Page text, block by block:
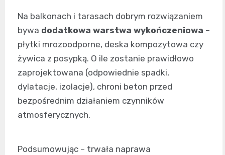
Na balkonach i tarasach dobrym rozwiązaniem
bywa dodatkowa warstwa wykończeniowa –
płytki mrozoodporne, deska kompozytowa czy
żywica z posypką. O ile zostanie prawidłowo
zaprojektowana (odpowiednie spadki,
dylatacje, izolacje), chroni beton przed
bezpośrednim działaniem czynników
atmosferycznych.
Podsumowując – trwała naprawa